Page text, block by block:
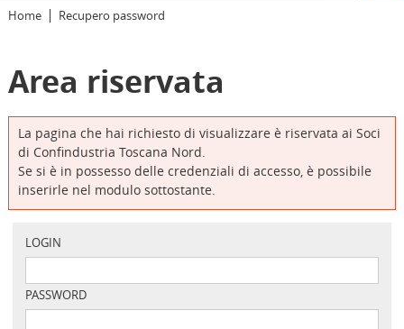
Home Recupero password
Area riservata
La pagina che hai richiesto di visualizzare è riservata ai Soci
di Confindustria Toscana Nord.
Se si è in possesso delle credenziali di accesso, è possibile
inserirle nel modulo sottostante.
LOGIN
PASSWORD